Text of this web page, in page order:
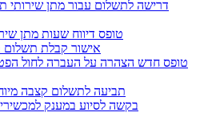
2356 – טופס דיווח שעות מתן
2357 – אישור קבלת
266 – תביעה לתשלום קצבה
267 – בקשה לסיוע במענק